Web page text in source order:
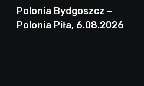
Polonia Bydgoszcz –
Polonia Piła, 6.08.2026